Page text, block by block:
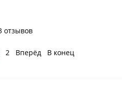
отзывов
2 Вперёд В конец